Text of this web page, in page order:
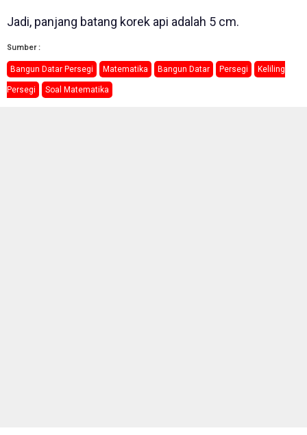
Jadi, panjang batang korek api adalah 5 cm.
Sumber :
Bangun Datar Persegi Matematika Bangun Datar Persegi Keliling
Persegi Soal Matematika